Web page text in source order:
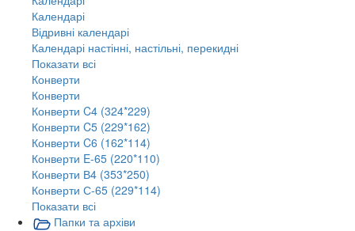
Календарі
Відривні календарі
Календарі настінні, настільні, перекидні
Показати всі
Конверти
Конверти
Конверти C4 (324*229)
Конверти C5 (229*162)
Конверти C6 (162*114)
Конверти E-65 (220*110)
Конверти В4 (353*250)
Конверти С-65 (229*114)
Показати всі
Папки та архіви